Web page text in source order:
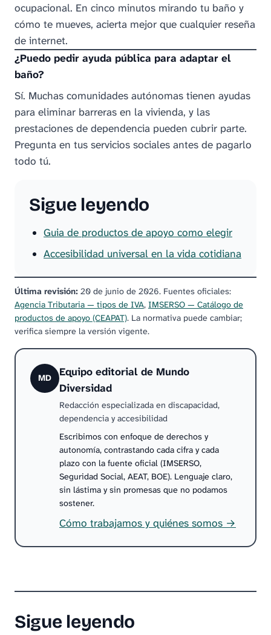
ocupacional. En cinco minutos mirando tu baño y
cómo te mueves, acierta mejor que cualquier reseña
de internet.
¿Puedo pedir ayuda pública para adaptar el
baño?
Sí. Muchas comunidades autónomas tienen ayudas
para eliminar barreras en la vivienda, y las
prestaciones de dependencia pueden cubrir parte.
Pregunta en tus servicios sociales antes de pagarlo
todo tú.
Sigue leyendo
Guia de productos de apoyo como elegir
Accesibilidad universal en la vida cotidiana
Última revisión: 20 de junio de 2026. Fuentes oficiales:
Agencia Tributaria — tipos de IVA, IMSERSO — Catálogo de
productos de apoyo (CEAPAT). La normativa puede cambiar;
verifica siempre la versión vigente.
MD
Equipo editorial de Mundo
Diversidad
Redacción especializada en discapacidad,
dependencia y accesibilidad
Escribimos con enfoque de derechos y
autonomía, contrastando cada cifra y cada
plazo con la fuente oficial (IMSERSO,
Seguridad Social, AEAT, BOE). Lenguaje claro,
sin lástima y sin promesas que no podamos
sostener.
Cómo trabajamos y quiénes somos →
Sigue leyendo